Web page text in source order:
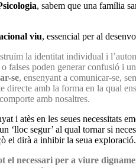
, sabem que una família
viu, essencial per al
la identitat individual i
falses poden generar confusió i
se, ensenyant a comunicar-se,
directe amb la forma en la qual
amb nosaltres.
i atès en les seues necessitats
‘lloc segur’ al qual tornar si
el dirà a inhibir la seua exploració.
el necessari per a viure